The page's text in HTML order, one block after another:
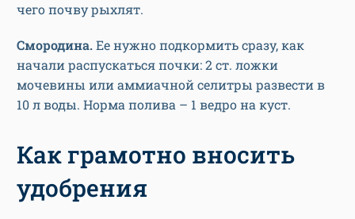
чего почву рыхлят.
Смородина.Ее нужно подкормить сразу, как
начали распускаться почки: 2 ст. ложки
мочевины или аммиачной селитры развести в
10 л воды. Норма полива – 1 ведро на куст.
Как грамотно вносить
удобрения